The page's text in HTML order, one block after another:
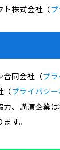
ト株式会社（
合同会社（プ
（プライバシ
、講演企業
す。